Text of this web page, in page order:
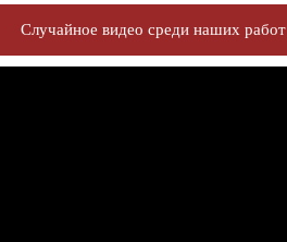
Случайное видео среди наших работ